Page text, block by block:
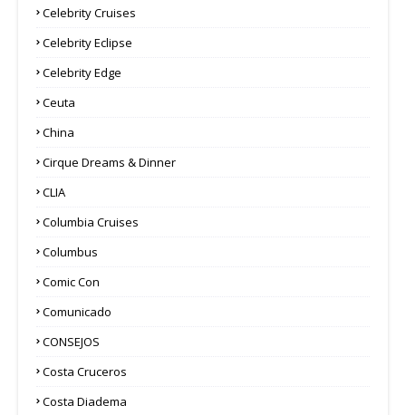
Celebrity Cruises
Celebrity Eclipse
Celebrity Edge
Ceuta
China
Cirque Dreams & Dinner
CLIA
Columbia Cruises
Columbus
Comic Con
Comunicado
CONSEJOS
Costa Cruceros
Costa Diadema